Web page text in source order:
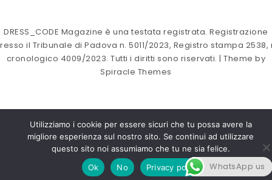
DRESS_CODE Magazine è una testata registrata. Registrazione
il Tribunale di Padova n. 5011/2023, Registro stampa 2538,
cronologico 4009/2023. Tutti i diritti sono riservati. | Theme by
Spiracle Themes
WhatsApp us
Utilizziamo i cookie per essere sicuri che tu possa avere la
migliore esperienza sul nostro sito. Se continui ad utilizzare
questo sito noi assumiamo che tu ne sia felice.
Ok
No Privacy policy